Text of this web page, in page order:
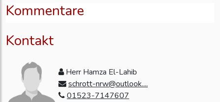
Kommentare
Kontakt
Herr Hamza El-Lahib
schrott-nrw@outlook....
01523-7147607